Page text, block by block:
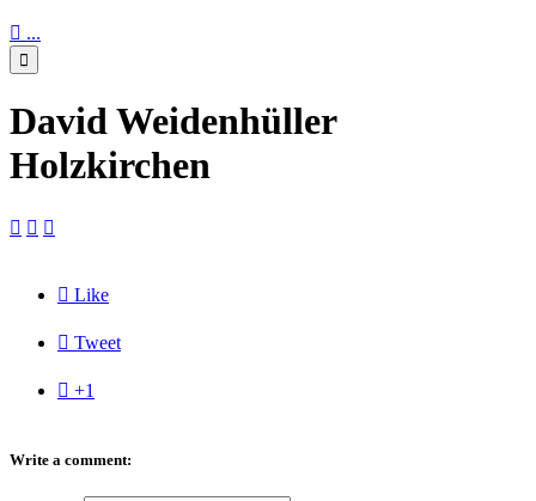
 ...

David Weidenhüller
Holzkirchen
  
 Like
 Tweet
 +1
Write a comment: